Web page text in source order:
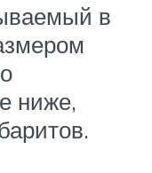
в
ниже,